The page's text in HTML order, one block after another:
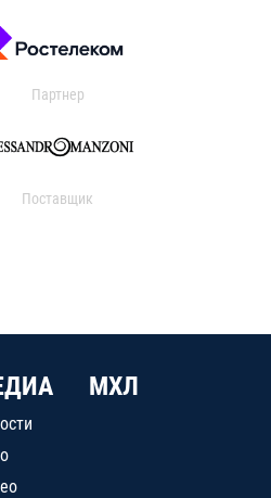
Партнер
Поставщик
МХЛ